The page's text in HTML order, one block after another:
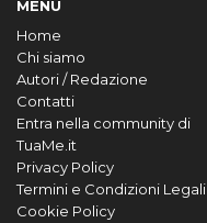
MENU
Home
Chi siamo
Autori / Redazione
Contatti
Entra nella community di
TuaMe.it
Privacy Policy
Termini e Condizioni Legali
Cookie Policy